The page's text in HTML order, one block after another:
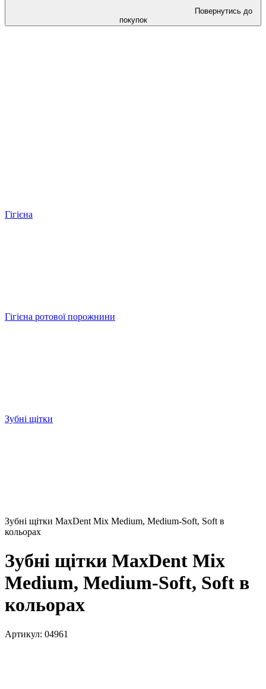
Повернутись до
покупок
Гігієна
Гігієна ротової порожнини
Зубні щітки
Зубні щітки MaxDent Mix Medium, Medium-Soft, Soft в
кольорах
Зубні щітки MaxDent Mix
Medium, Medium-Soft, Soft в
кольорах
Артикул: 04961